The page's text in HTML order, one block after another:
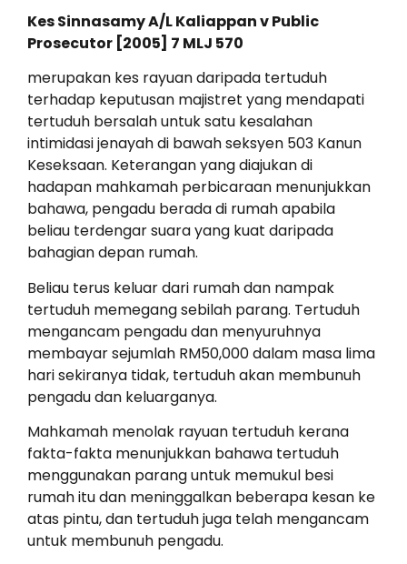
Kes Sinnasamy A/L Kaliappan v Public
Prosecutor [2005] 7 MLJ 570
merupakan kes rayuan daripada tertuduh
terhadap keputusan majistret yang mendapati
tertuduh bersalah untuk satu kesalahan
intimidasi jenayah di bawah seksyen 503 Kanun
Keseksaan. Keterangan yang diajukan di
hadapan mahkamah perbicaraan menunjukkan
bahawa, pengadu berada di rumah apabila
beliau terdengar suara yang kuat daripada
bahagian depan rumah.
Beliau terus keluar dari rumah dan nampak
tertuduh memegang sebilah parang. Tertuduh
mengancam pengadu dan menyuruhnya
membayar sejumlah RM50,000 dalam masa lima
hari sekiranya tidak, tertuduh akan membunuh
pengadu dan keluarganya.
Mahkamah menolak rayuan tertuduh kerana
fakta-fakta menunjukkan bahawa tertuduh
menggunakan parang untuk memukul besi
rumah itu dan meninggalkan beberapa kesan ke
atas pintu, dan tertuduh juga telah mengancam
untuk membunuh pengadu.